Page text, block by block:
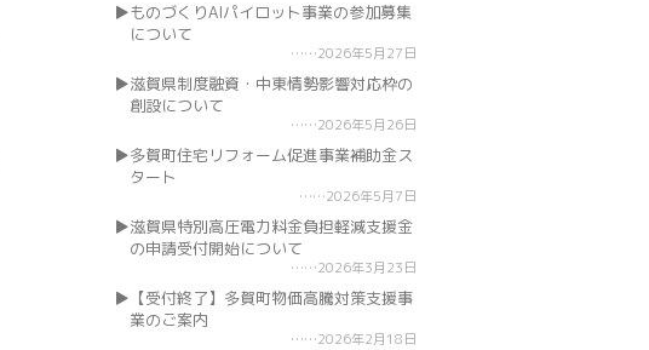
ものづくりAIパイロット事業の参加募集
について
2026年5月27日
滋賀県制度融資・中東情勢影響対応枠の
創設について
2026年5月26日
多賀町住宅リフォーム促進事業補助金ス
タート
2026年5月7日
滋賀県特別高圧電力料金負担軽減支援金
の申請受付開始について
2026年3月23日
【受付終了】多賀町物価高騰対策支援事
業のご案内
2026年2月18日